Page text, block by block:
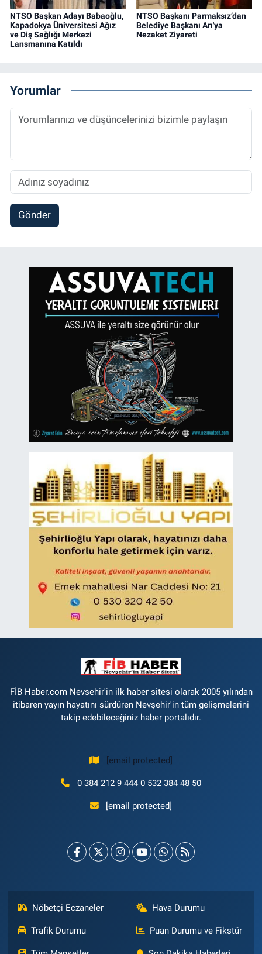
NTSO Başkan Adayı Babaoğlu,
Kapadokya Üniversitesi Ağız
ve Diş Sağlığı Merkezi
Lansmanına Katıldı
NTSO Başkanı Parmaksız’dan
Belediye Başkanı Arı'ya
Nezaket Ziyareti
Yorumlar
Gönder
FİB Haber.com Nevsehir'in ilk haber sitesi olarak 2005 yılından
itibaren yayın hayatını sürdüren Nevşehir'in tüm gelişmelerini
takip edebileceğiniz haber portalıdır.
[email protected]
0 384 212 9 444 0 532 384 48 50
[email protected]
Nöbetçi Eczaneler Hava Durumu
Trafik Durumu Puan Durumu ve Fikstür